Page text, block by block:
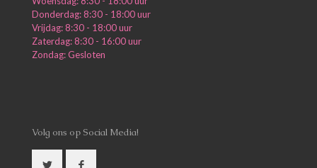
Donderdag: 8:30 - 18:00 uur
Vrijdag: 8:30 - 18:00 uur
Zaterdag: 8:30 - 16:00 uur
Zondag: Gesloten
Volg ons op Social Media!